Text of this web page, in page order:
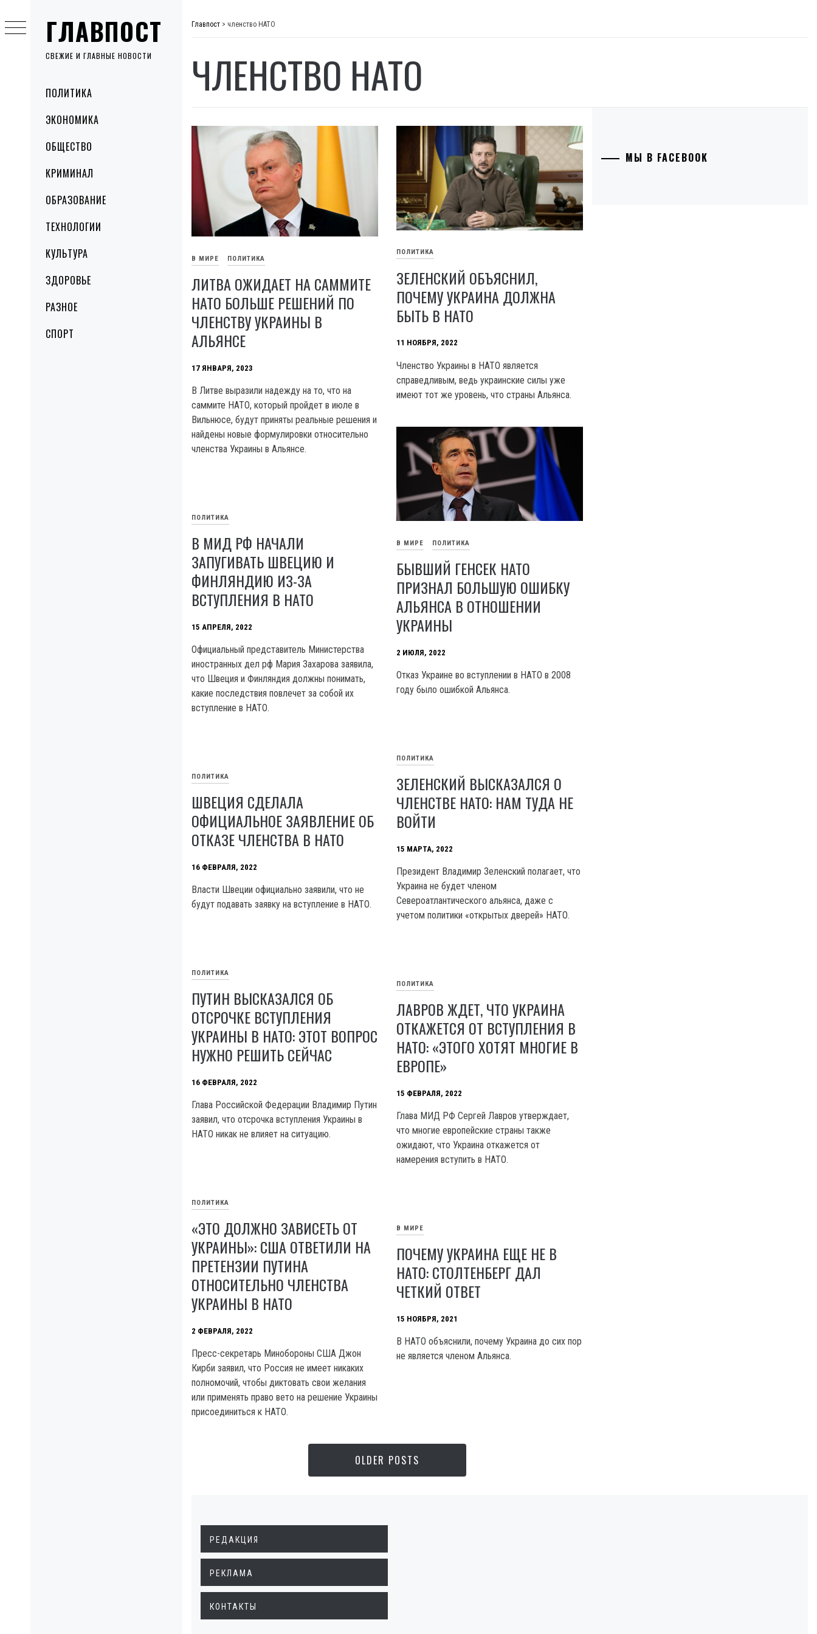
ГЛАВПОСТ
СВЕЖИЕ И ГЛАВНЫЕ НОВОСТИ
MenuПОЛИТИКА
ЭКОНОМИКА
ОБЩЕСТВО
КРИМИНАЛ
ОБРАЗОВАНИЕ
ТЕХНОЛОГИИ
КУЛЬТУРА
ЗДОРОВЬЕ
РАЗНОЕ
СПОРТ
to
content
Главпост > членство НАТО
ЧЛЕНСТВО НАТО
В МИРЕ ПОЛИТИКА
ЛИТВА ОЖИДАЕТ НА САММИТЕ
НАТО БОЛЬШЕ РЕШЕНИЙ ПО
ЧЛЕНСТВУ УКРАИНЫ В
АЛЬЯНСЕ
17 ЯНВАРЯ, 2023
В Литве выразили надежду на то, что на
саммите НАТО, который пройдет в июле в
Вильнюсе, будут приняты реальные решения и
найдены новые формулировки относительно
членства Украины в Альянсе.
ПОЛИТИКА
ЗЕЛЕНСКИЙ ОБЪЯСНИЛ,
ПОЧЕМУ УКРАИНА ДОЛЖНА
БЫТЬ В НАТО
11 НОЯБРЯ, 2022
Членство Украины в НАТО является
справедливым, ведь украинские силы уже
имеют тот же уровень, что страны Альянса.
В МИРЕ ПОЛИТИКА
БЫВШИЙ ГЕНСЕК НАТО
ПРИЗНАЛ БОЛЬШУЮ ОШИБКУ
АЛЬЯНСА В ОТНОШЕНИИ
УКРАИНЫ
2 ИЮЛЯ, 2022
Отказ Украине во вступлении в НАТО в 2008
году было ошибкой Альянса.
ПОЛИТИКА
В МИД РФ НАЧАЛИ
ЗАПУГИВАТЬ ШВЕЦИЮ И
ФИНЛЯНДИЮ ИЗ-ЗА
ВСТУПЛЕНИЯ В НАТО
15 АПРЕЛЯ, 2022
Официальный представитель Министерства
иностранных дел рф Мария Захарова заявила,
что Швеция и Финляндия должны понимать,
какие последствия повлечет за собой их
вступление в НАТО.
ПОЛИТИКА
ЗЕЛЕНСКИЙ ВЫСКАЗАЛСЯ О
ЧЛЕНСТВЕ НАТО: НАМ ТУДА НЕ
ВОЙТИ
15 МАРТА, 2022
Президент Владимир Зеленский полагает, что
Украина не будет членом
Североатлантического альянса, даже с
учетом политики «открытых дверей» НАТО.
ПОЛИТИКА
ШВЕЦИЯ СДЕЛАЛА
ОФИЦИАЛЬНОЕ ЗАЯВЛЕНИЕ ОБ
ОТКАЗЕ ЧЛЕНСТВА В НАТО
16 ФЕВРАЛЯ, 2022
Власти Швеции официально заявили, что не
будут подавать заявку на вступление в НАТО.
ПОЛИТИКА
ПУТИН ВЫСКАЗАЛСЯ ОБ
ОТСРОЧКЕ ВСТУПЛЕНИЯ
УКРАИНЫ В НАТО: ЭТОТ ВОПРОС
НУЖНО РЕШИТЬ СЕЙЧАС
16 ФЕВРАЛЯ, 2022
Глава Российской Федерации Владимир Путин
заявил, что отсрочка вступления Украины в
НАТО никак не влияет на ситуацию.
ПОЛИТИКА
ЛАВРОВ ЖДЕТ, ЧТО УКРАИНА
ОТКАЖЕТСЯ ОТ ВСТУПЛЕНИЯ В
НАТО: «ЭТОГО ХОТЯТ МНОГИЕ В
ЕВРОПЕ»
15 ФЕВРАЛЯ, 2022
Глава МИД РФ Сергей Лавров утверждает,
что многие европейские страны также
ожидают, что Украина откажется от
намерения вступить в НАТО.
ПОЛИТИКА
«ЭТО ДОЛЖНО ЗАВИСЕТЬ ОТ
УКРАИНЫ»: США ОТВЕТИЛИ НА
ПРЕТЕНЗИИ ПУТИНА
ОТНОСИТЕЛЬНО ЧЛЕНСТВА
УКРАИНЫ В НАТО
2 ФЕВРАЛЯ, 2022
Пресс-секретарь Минобороны США Джон
Кирби заявил, что Россия не имеет никаких
полномочий, чтобы диктовать свои желания
или применять право вето на решение Украины
присоединиться к НАТО.
В МИРЕ
ПОЧЕМУ УКРАИНА ЕЩЕ НЕ В
НАТО: СТОЛТЕНБЕРГ ДАЛ
ЧЕТКИЙ ОТВЕТ
15 НОЯБРЯ, 2021
В НАТО объяснили, почему Украина до сих пор
не является членом Альянса.
OLDER POSTS
МЫ В FACEBOOK
РЕДАКЦИЯ
РЕКЛАМА
КОНТАКТЫ